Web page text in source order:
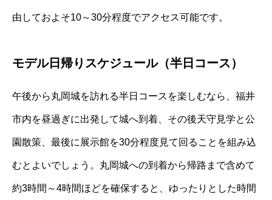
由しておよそ10～30分程度でアクセス可能です。
モデル日帰りスケジュール（半日コース）
午後から丸岡城を訪れる半日コースを楽しむなら、福井
市内を昼過ぎに出発して城へ到着、その後天守見学と公
園散策、最後に展示館を30分程度見て回ることを組み込
むとよいでしょう。丸岡城への到着から帰路まで含めて
約3時間～4時間ほどを確保すると、ゆったりとした時間